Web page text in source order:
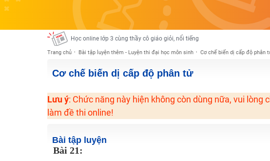
Học online lớp 4 cùng thầy cô giáo giỏi, nổi tiếng
Học online lớp 3 cùng thầy cô giáo giỏi, nổi tiếng
Học online lớp 2 với thầy cô giáo giỏi, nổi tiếng
2K6! Lộ Trình Sun 2024 - Ba bước luyện thi TN THPT - ĐH ít nhất 25 điểm
Hot! Lễ hội đồng giá 449K - 499K toàn bộ khoá học tại Tuyensinh247 (Từ
Đồng giá khóa học 499K - 399K (13/11-15/11)
Khai giảng các khóa lớp 9 Toán - Lý - Hóa - Văn - Anh năm 2018
Luyện thi vào lớp 10 môn Toán, Văn, Hóa, Anh, Lý với giáo viên giỏi và nổi
Trang chủ Bài tập luyện thêm - Luyện thi đại học môn sinh Cơ chế biến dị cấp độ phân
Cơ chế biến dị cấp độ phân tử
Lưu ý: Chức năng này hiện không còn dùng nữa, vui lòng
làm đề thi online!
Bài tập luyện
Bài 21: